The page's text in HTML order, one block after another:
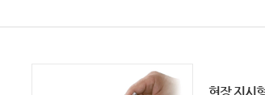
현장 지시